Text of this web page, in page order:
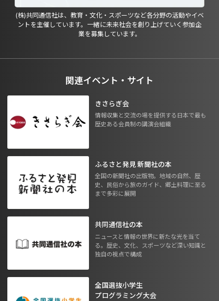
(株)共同通信社は、教育・文化・スポーツなど各分野の活動やイベ
ントを主催しています。一緒に未来社会を創り上げていく参加企
業を募集しています。
関連イベント・サイト
きさらぎ会
情報収集と交流の場を提供する日本で最も
歴史ある会員制の講演会組織
ふるさと発見 新聞社の本
全国の新聞社の出版物。地域の自然、歴
史、民俗から旅のガイド、郷土料理に至る
まで多彩に展開
共同通信社の本
ニュースと情報の世界に新たな光を当て
る。歴史、文化、スポーツなど深い知識と
独自の視点で構成
全国選抜小学生
プログラミング大会